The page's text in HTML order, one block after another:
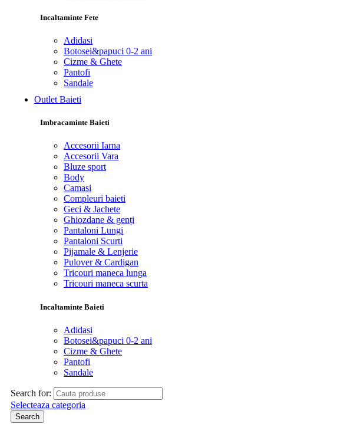
Incaltaminte Fete
Adidasi
Botosei&papuci 0-2 ani
Cizme & Ghete
Pantofi
Sandale
Outlet Baieti
Imbracaminte Baieti
Accesorii Iarna
Accesorii Vara
Bluze sport
Body
Camasi
Compleuri baieti
Geci & Jachete
Ghiozdane & genți
Pantaloni Lungi
Pantaloni Scurti
Pijamale & Lenjerie
Pulover & Cardigan
Tricouri maneca lunga
Tricouri maneca scurta
Incaltaminte Baieti
Adidasi
Botosei&papuci 0-2 ani
Cizme & Ghete
Pantofi
Sandale
Search for:
Selecteaza categoria
Search